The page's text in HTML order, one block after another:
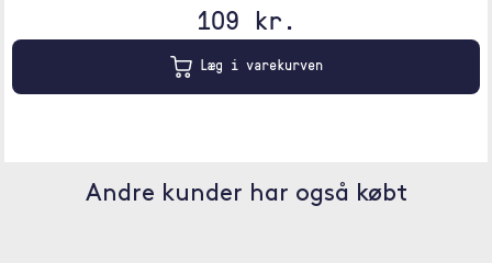
109 kr.
Læg i varekurven
Andre kunder har også købt